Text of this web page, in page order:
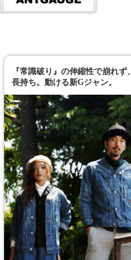
『常識破り』の伸縮性で崩れず、
長持ち。動ける新Gジャン。